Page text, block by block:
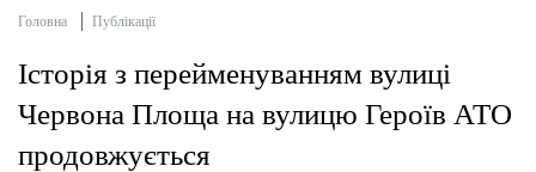
Головна Публікації
Історія з перейменуванням вулиці
Червона Площа на вулицю Героїв АТО
продовжується